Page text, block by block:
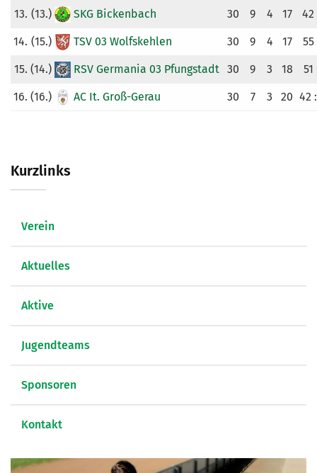
13. (13.) SKG Bickenbach 30 9 4 17
14. (15.) TSV 03 Wolfskehlen 30 9 4 17
15. (14.) RSV Germania 03 Pfungstadt 30 9 3 18
16. (16.) AC It. Groß-Gerau 30 7 3 20 42
Kurzlinks
Verein
Aktuelles
Aktive
Jugendteams
Sponsoren
Kontakt